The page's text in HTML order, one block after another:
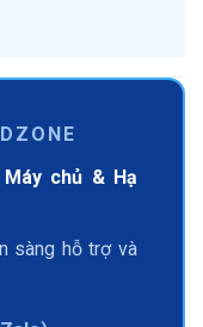
chủ & Hạ
sàng hỗ trợ và